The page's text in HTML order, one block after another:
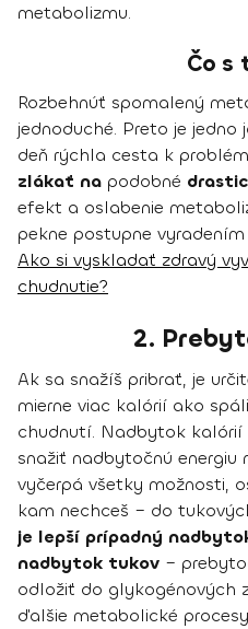
metabolizmu.
Čo s
Rozbehnúť spomalený
jednoduché. Preto je
deň rýchla cesta k
zlákať na podobné
efekt a oslabenie
pekne postupne
Ako si vyskladať zdravý
chudnutie?
2.
Ak sa snažíš pribrať, je
mierne viac kalórií ako
chudnutí. Nadbytok
snažiť nadbytočnú energiu
vyčerpá všetky možnosti,
kam nechceš – do
je lepší prípadný
nadbytok tukov –
odložiť do glykogénových
ďalšie metabolické